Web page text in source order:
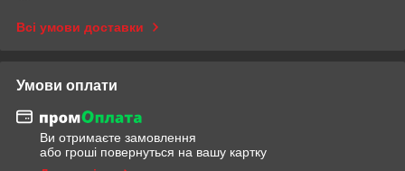
Всі умови доставки
Умови оплати
Ви отримаєте замовлення
або гроші повернуться на вашу картку